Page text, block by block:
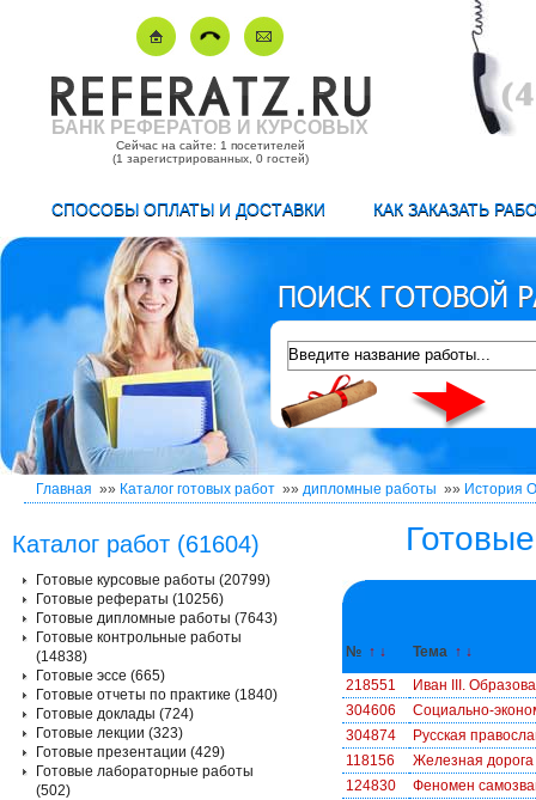
БАНК РЕФЕРАТОВ И КУРСОВЫХ
Сейчас на сайте: 1 посетителей
(1 зарегистрированных, 0 гостей)
СПОСОБЫ ОПЛАТЫ И ДОСТАВКИ КАК ЗАКАЗАТЬ
Главная »» Каталог готовых работ »» дипломные работы »» История
№ ↑ ↓ Тема ↑ ↓
218551
Иван III.
304606
Социально-
304874
Русская
118156
Железная
124830
Феномен
Каталог работ (61604)
Готовые курсовые работы (20799)
Готовые рефераты (10256)
Готовые дипломные работы (7643)
Готовые контрольные работы
(14838)
Готовые эссе (665)
Готовые отчеты по практике (1840)
Готовые доклады (724)
Готовые лекции (323)
Готовые презентации (429)
Готовые лабораторные работы
(502)